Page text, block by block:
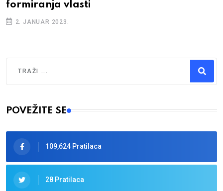
formiranja vlasti
2. JANUAR 2023.
Type 2 or more characters for results.
POVEŽITE SE
109,624 Pratilaca
28 Pratilaca